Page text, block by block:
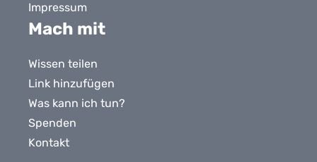
Impressum
Mach mit
Wissen teilen
Link hinzufügen
Was kann ich tun?
Spenden
Kontakt